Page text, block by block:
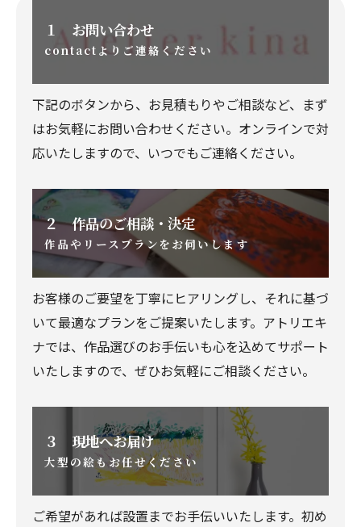
１ お問い合わせ
contactよりご連絡ください
下記のボタンから、お見積もりやご相談など、まず
はお気軽にお問い合わせください。オンラインで対
応いたしますので、いつでもご連絡ください。
２ 作品のご相談・決定
作品やリースプランをお伺いします
お客様のご要望を丁寧にヒアリングし、それに基づ
いて最適なプランをご提案いたします。アトリエキ
ナでは、作品選びのお手伝いも心を込めてサポート
いたしますので、ぜひお気軽にご相談ください。
３ 現地へお届け
大型の絵もお任せください
ご希望があれば設置までお手伝いいたします。初め